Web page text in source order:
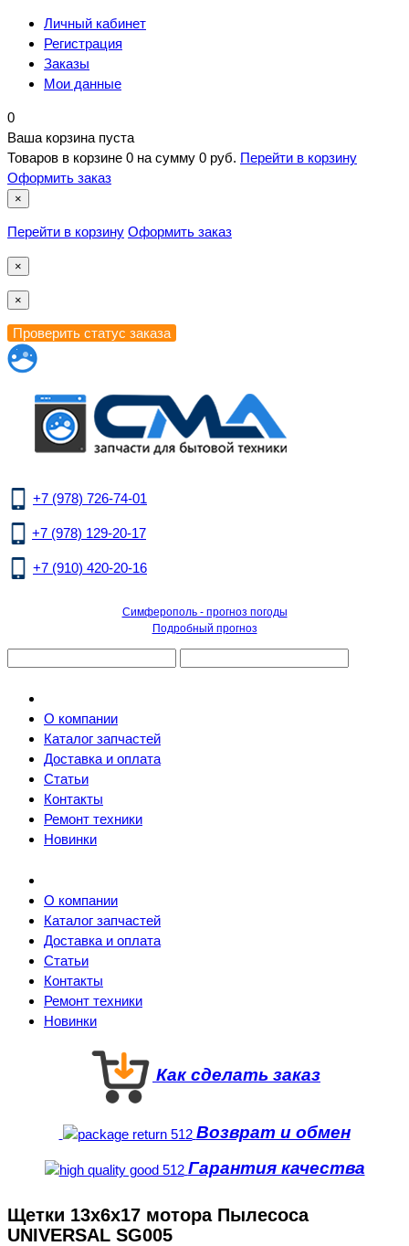
Личный кабинет
Регистрация
Заказы
Мои данные
0
Ваша корзина пуста
Товаров в корзине 0 на сумму 0 руб. Перейти в корзину
Оформить заказ
×
Перейти в корзину Оформить заказ
×
×
+7 (978) 726-74-01
+7 (978) 129-20-17
+7 (910) 420-20-16
Симферополь - прогноз погоды
Подробный прогноз
О компании
Каталог запчастей
Доставка и оплата
Статьи
Контакты
Ремонт техники
Новинки
О компании
Каталог запчастей
Доставка и оплата
Статьи
Контакты
Ремонт техники
Новинки
Как сделать заказ
Возврат и обмен
Гарантия качества
Щетки 13x6x17 мотора Пылесоса
UNIVERSAL SG005